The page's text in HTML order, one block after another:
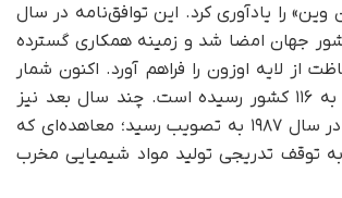
وین» را یادآوری کرد. این توافق‌نامه در سال
کشور جهان امضا شد و زمینه همکاری گسترده
از لایه اوزون را فراهم آورد. اکنون شمار
اعضای این توافق به ۱۱۶ کشور رسیده است. چند سال بعد نیز
«پروتکل مونترال» در سال ۱۹۸۷ به تصویب رسید؛ معاهده‌ای که
توقف تدریجی تولید مواد شیمیایی مخرب